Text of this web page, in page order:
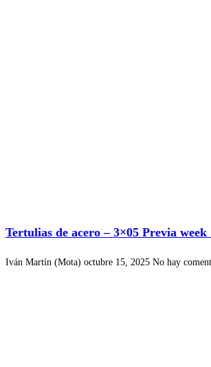
Tertulias de acero – 3×05 Previa week
Iván Martín (Mota) octubre 15, 2025 No hay